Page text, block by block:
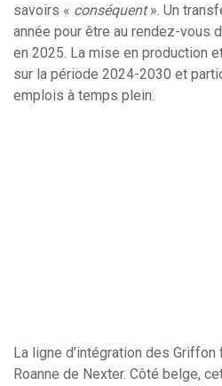
savoirs « conséquent». Un
année pour être au rendez-vous
en 2025. La mise en production
sur la période 2024-2030 et
emplois à temps plein.
La ligne d’intégration des
Roanne de Nexter. Côté belge,